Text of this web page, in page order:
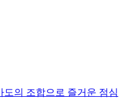
의 조합으로 즐거운 점심